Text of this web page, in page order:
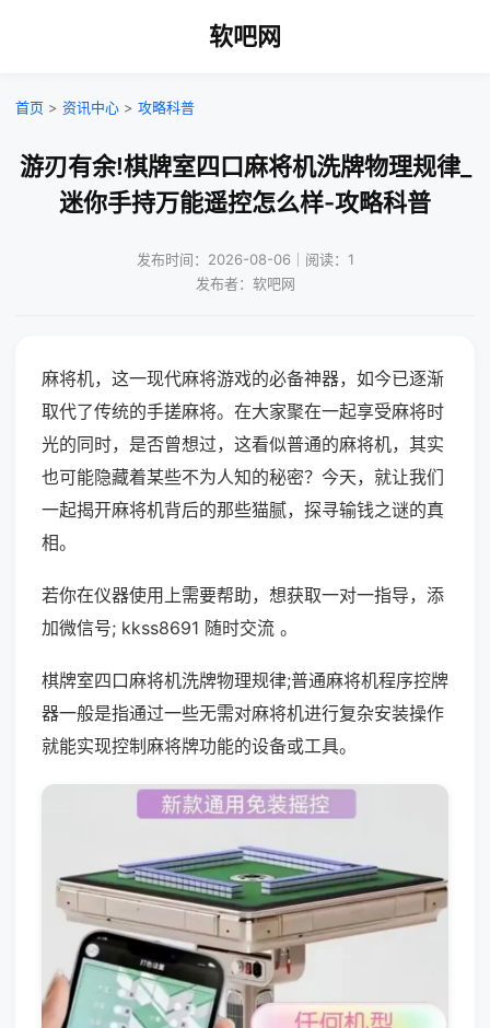
软吧网
首页 > 资讯中心 > 攻略科普
游刃有余!棋牌室四口麻将机洗牌物理规律_
迷你手持万能遥控怎么样-攻略科普
发布时间：2026-08-06｜阅读：1
发布者：软吧网
麻将机，这一现代麻将游戏的必备神器，如今已逐渐
取代了传统的手搓麻将。在大家聚在一起享受麻将时
光的同时，是否曾想过，这看似普通的麻将机，其实
也可能隐藏着某些不为人知的秘密？今天，就让我们
一起揭开麻将机背后的那些猫腻，探寻输钱之谜的真
相。
若你在仪器使用上需要帮助，想获取一对一指导，添
加微信号; kkss8691 随时交流 。
棋牌室四口麻将机洗牌物理规律;普通麻将机程序控牌
器一般是指通过一些无需对麻将机进行复杂安装操作
就能实现控制麻将牌功能的设备或工具。